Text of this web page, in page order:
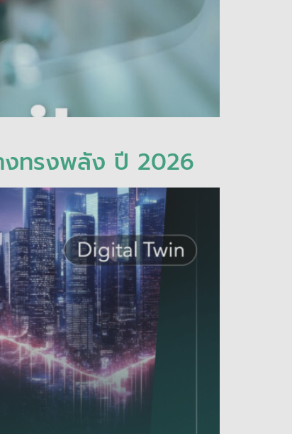
างทรงพลัง ปี 2026